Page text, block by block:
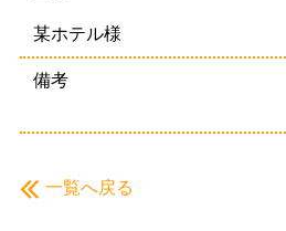
某ホテル様
備考
一覧へ戻る